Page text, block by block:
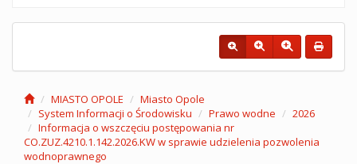
MIASTO OPOLE
Miasto Opole
System Informacji o Środowisku
Prawo wodne
2026
Informacja o wszczęciu postępowania nr
CO.ZUZ.4210.1.142.2026.KW w sprawie udzielenia pozwolenia
wodnoprawnego